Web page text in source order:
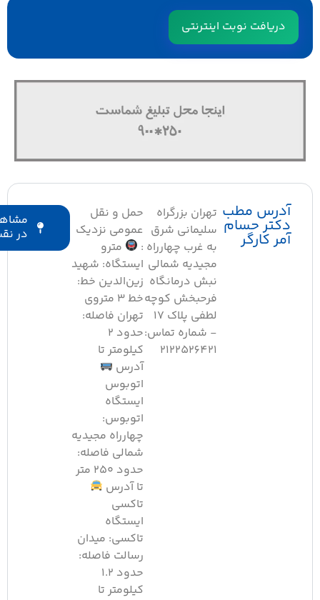
دریافت نوبت اینترنتی
آدرس مطب
دکتر حسام
آمر کارگر
تهران بزرگراه
سلیمانی شرق
به غرب چهارراه
مجیدیه شمالی
نبش درمانگاه
فرحبخش کوچه
لطفی پلاک ۱۷
- شماره تماس:
2122526421
حمل و نقل
عمومی نزدیک
:
مترو
ایستگاه: شهید
زین‌الدین خط:
خط ۳ متروی
تهران فاصله:
حدود ۲
کیلومتر تا
آدرس
اتوبوس
ایستگاه
اتوبوس:
چهارراه مجیدیه
شمالی فاصله:
حدود ۲۵۰ متر
تا آدرس
تاکسی
ایستگاه
تاکسی: میدان
رسالت فاصله:
حدود ۱.۲
کیلومتر تا
مشاهده
در نقشه